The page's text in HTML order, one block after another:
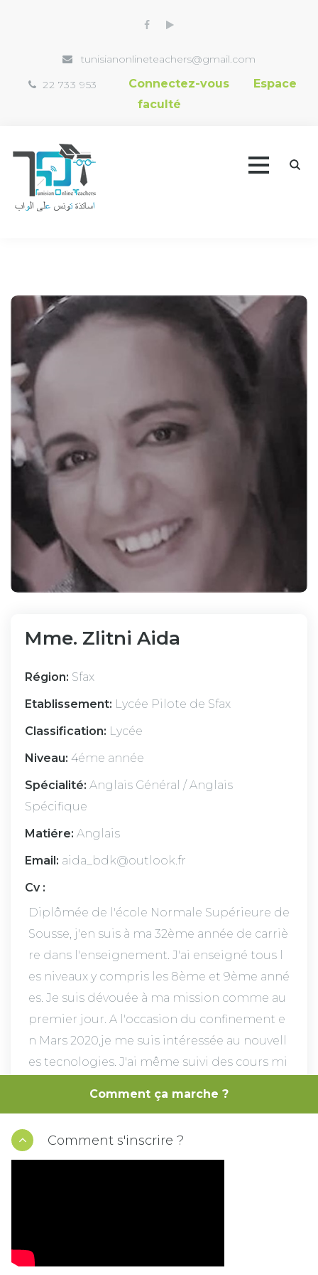
tunisianonlineteachers@gmail.com
22 733 953
Connectez-vous
Espace
faculté
Vidéothèque
Bibliothèque
Inscription
Mme. Zlitni Aida
Région: Sfax
Etablissement: Lycée Pilote de Sfax
Classification: Lycée
Niveau: 4éme année
Spécialité: Anglais Général / Anglais
Spécifique
Matiére: Anglais
Email: aida_bdk@outlook.fr
Cv :
Diplômée de l'école Normale Supérieure de
Sousse, j'en suis à ma 32ème année de carriè
re dans l'enseignement. J'ai enseigné tous l
es niveaux y compris les 8ème et 9ème anné
es. Je suis dévouée à ma mission comme au
premier jour. A l'occasion du confinement e
n Mars 2020,je me suis intéressée au nouvell
es tecnologies. J'ai même suivi des cours mi
d'assurer des cours en ligne pour mes élève
Comment ça marche ?
Comment s'inscrire ?